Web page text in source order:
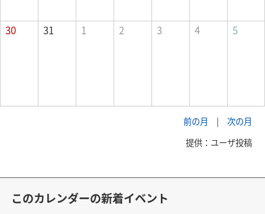
30 31 1 2 3 4 5
前の月 | 次の月
提供：ユーザ投稿
このカレンダーの新着イベント